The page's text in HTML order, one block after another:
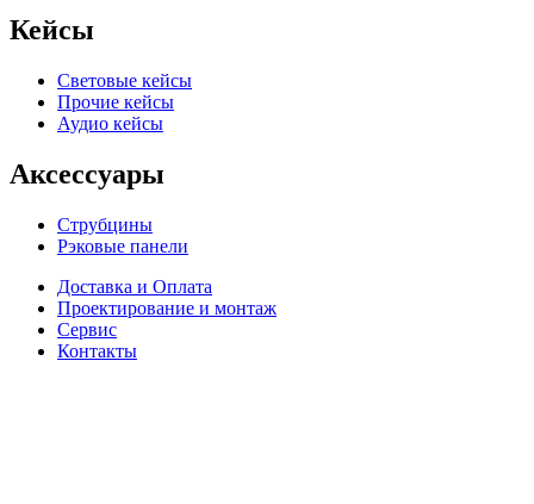
Кейсы
Световые кейсы
Прочие кейсы
Аудио кейсы
Аксессуары
Струбцины
Рэковые панели
Доставка и Оплата
Проектирование и монтаж
Сервис
Контакты